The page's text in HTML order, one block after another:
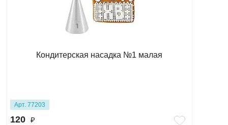
Кондитерская насадка №1 малая
Арт. 77203
120 ₽